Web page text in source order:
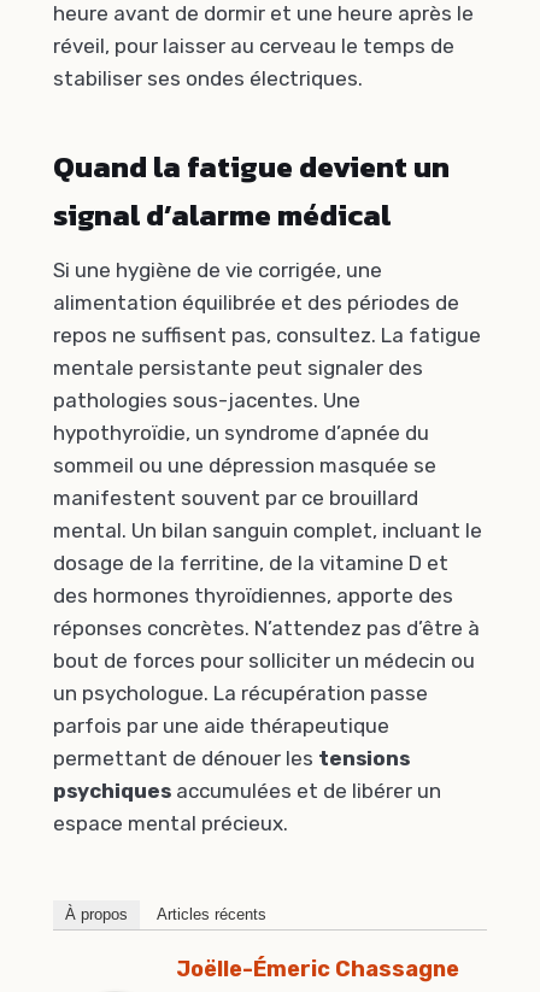
heure avant de dormir et une heure après le
réveil, pour laisser au cerveau le temps de
stabiliser ses ondes électriques.
Quand la fatigue devient un
signal d’alarme médical
Si une hygiène de vie corrigée, une
alimentation équilibrée et des périodes de
repos ne suffisent pas, consultez. La fatigue
mentale persistante peut signaler des
pathologies sous-jacentes. Une
hypothyroïdie, un syndrome d’apnée du
sommeil ou une dépression masquée se
manifestent souvent par ce brouillard
mental. Un bilan sanguin complet, incluant le
dosage de la ferritine, de la vitamine D et
des hormones thyroïdiennes, apporte des
réponses concrètes. N’attendez pas d’être à
bout de forces pour solliciter un médecin ou
un psychologue. La récupération passe
parfois par une aide thérapeutique
permettant de dénouer les tensions
psychiques accumulées et de libérer un
espace mental précieux.
À propos Articles récents
Joëlle-Émeric Chassagne